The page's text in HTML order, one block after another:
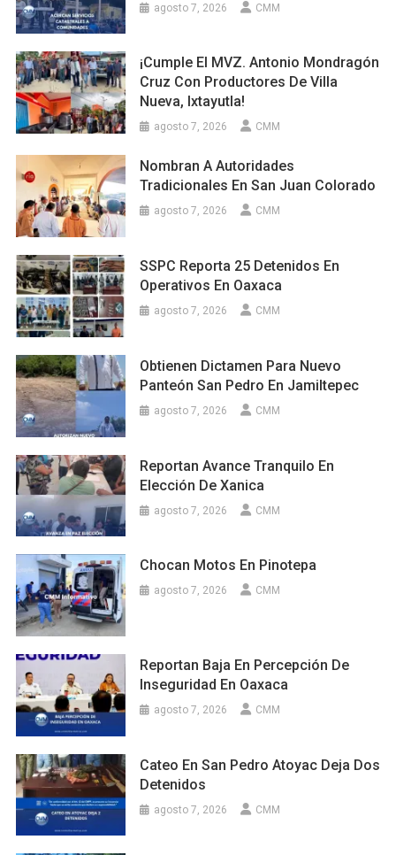
agosto 7, 2026 CMM
¡Cumple El MVZ. Antonio Mondragón
Cruz Con Productores De Villa
Nueva, Ixtayutla!
agosto 7, 2026 CMM
Nombran A Autoridades
Tradicionales En San Juan Colorado
agosto 7, 2026 CMM
SSPC Reporta 25 Detenidos En
Operativos En Oaxaca
agosto 7, 2026 CMM
Obtienen Dictamen Para Nuevo
Panteón San Pedro En Jamiltepec
agosto 7, 2026 CMM
Reportan Avance Tranquilo En
Elección De Xanica
agosto 7, 2026 CMM
Chocan Motos En Pinotepa
agosto 7, 2026 CMM
Reportan Baja En Percepción De
Inseguridad En Oaxaca
agosto 7, 2026 CMM
Cateo En San Pedro Atoyac Deja Dos
Detenidos
agosto 7, 2026 CMM